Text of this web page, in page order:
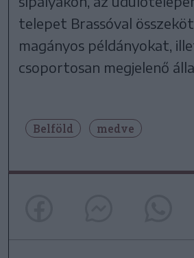
telepet Brassóval
magányos példányokat,
csoportosan megjelenő
Belföld medve